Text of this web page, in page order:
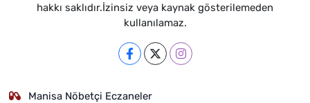
hakkı saklıdır.İzinsiz veya kaynak gösterilemeden
kullanılamaz.
Manisa Nöbetçi Eczaneler